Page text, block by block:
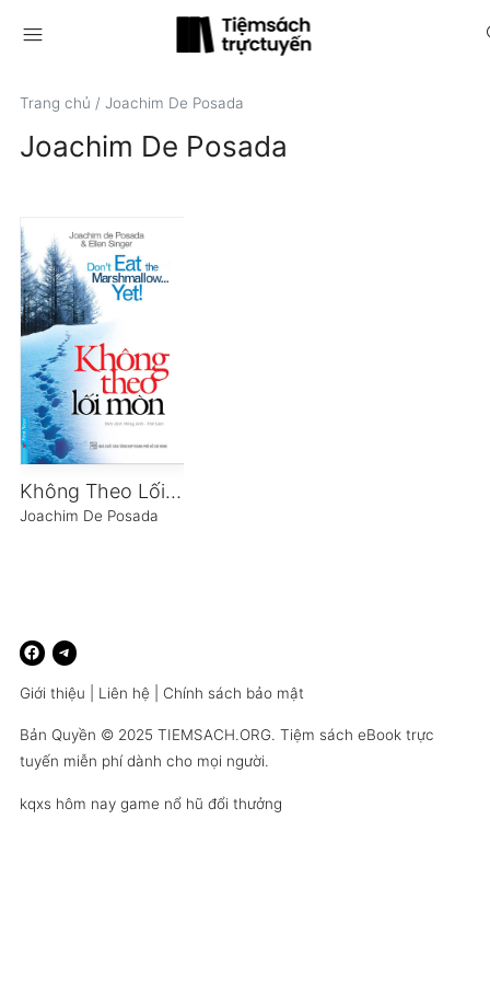
menu
Trang chủ / Joachim De Posada
Joachim De Posada
Không Theo Lối Mòn
Joachim De Posada
Giới thiệu Liên hệ Chính sách bảo mật
Bản Quyền © 2025 TIEMSACH.ORG. Tiệm sách eBook trực
tuyến miễn phí dành cho mọi người.
kqxs hôm nay game nổ hũ đổi thưởng